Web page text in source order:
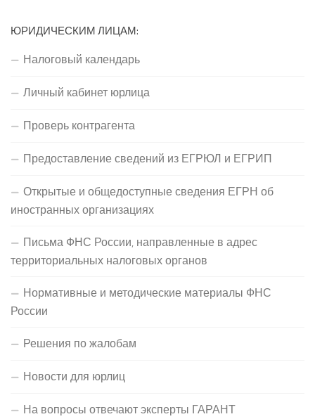
ЮРИДИЧЕСКИМ ЛИЦАМ:
Налоговый календарь
Личный кабинет юрлица
Проверь контрагента
Предоставление сведений из ЕГРЮЛ и ЕГРИП
Открытые и общедоступные сведения ЕГРН об
иностранных организациях
Письма ФНС России, направленные в адрес
территориальных налоговых органов
Нормативные и методические материалы ФНС
России
Решения по жалобам
Новости для юрлиц
На вопросы отвечают эксперты ГАРАНТ